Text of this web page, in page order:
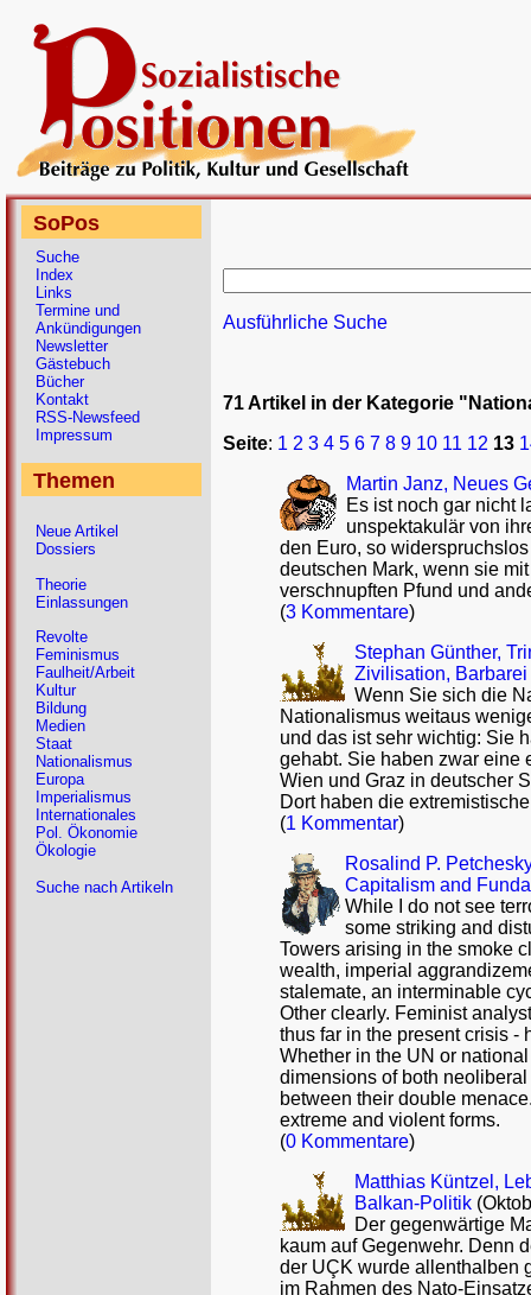
Ausführliche Suche
71 Artikel in der Kategorie
Seite: 1 2 3 4 5 6 7 8 9 10 11 12 13
Martin Janz, Neues
Es ist noch gar nicht
unspektakulär von
den Euro, so
deutschen Mark, wenn sie
verschnupften Pfund und
(3 Kommentare)
Stephan Günther,
Zivilisation,
Wenn Sie sich die
Nationalismus weitaus
und das ist sehr wichtig: Sie
gehabt. Sie haben zwar eine
Wien und Graz in deutscher
Dort haben die
(1 Kommentar)
Rosalind P.
Capitalism and
While I do not see
some striking and
Towers arising in the smoke
wealth, imperial
stalemate, an interminable
Other clearly. Feminist
thus far in the present crisis -
Whether in the UN or
dimensions of both
between their double
extreme and violent forms.
(0 Kommentare)
Matthias Küntzel,
Balkan-Politik
Der gegenwärtige
kaum auf Gegenwehr. Denn
der UÇK wurde allenthalben
im Rahmen des Nato-
SoPos
Suche
Index
Links
Termine und
Ankündigungen
Newsletter
Gästebuch
Bücher
Kontakt
RSS-Newsfeed
Impressum
Themen
Neue Artikel
Dossiers
Theorie
Einlassungen
Revolte
Feminismus
Faulheit/Arbeit
Kultur
Bildung
Medien
Staat
Nationalismus
Europa
Imperialismus
Internationales
Pol. Ökonomie
Ökologie
Suche nach Artikeln